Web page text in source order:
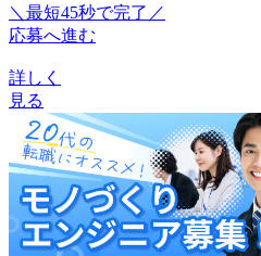
＼最短45秒で完了／
応募へ進む
詳しく
見る